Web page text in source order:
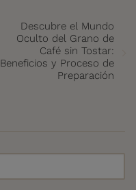
Descubre el Mundo
Oculto del Grano de
Café sin Tostar:
Beneficios y Proceso de
Preparación